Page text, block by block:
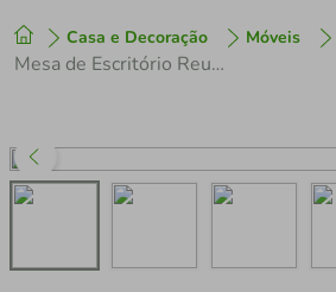
Casa e Decoração Móveis
Mesa de Escritório Reunião 200cm com Caixa de Tomadas Multimóveis CR25334
1º tenis
perfume